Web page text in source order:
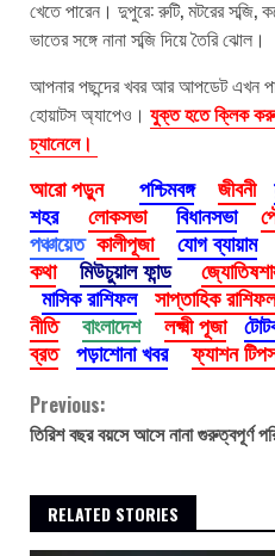
খেতে পারেন। দুপুরে: রুটি, মটরের সব্জি,
ভাতের সঙ্গে নানা সব্জি দিয়ে তৈরি ঝোল।
আপনার পছন্দের খবর আর আপডেট এখন
হোয়াটস অ্যাপেও। যুক্ত হতে ক্লিক
চ্যানেলে।
আরো পড়ুন পশ্চিমবঙ্গ জীবনী
শহর
লোকসভা বিধানসভা
পঞ্চায়েত কালীপূজা যোগ ব্যায়াম
কথা
মিউচুয়াল ফান্ড
মাসিক রাশিফল সাপ্তাহিক রাশিফল
নীতি
বাংলাদেশ লক্ষ্মী পূজা
ব্রত পড়াশোনা খবর ফ্যাশন
Continue
Reading
Previous:
তিরিশ বছর বয়সে আসে নানা গুরুত্বপূর্ণ
RELATED STORIES